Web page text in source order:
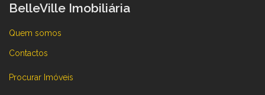
BelleVille Imobiliária
Quem somos
Contactos
Procurar Imóveis